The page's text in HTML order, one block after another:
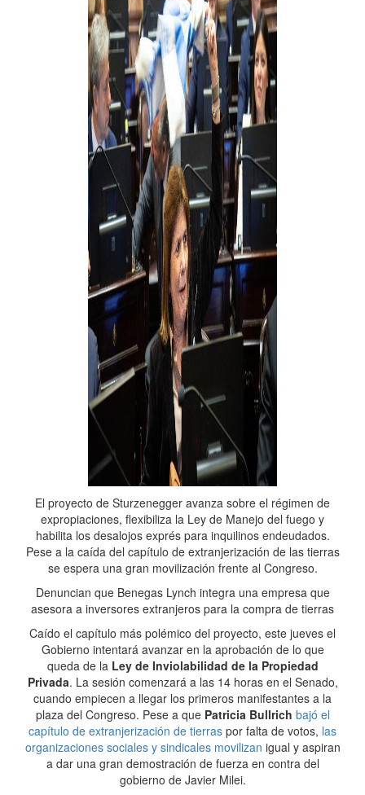
El proyecto de Sturzenegger avanza sobre el régimen de
expropiaciones, flexibiliza la Ley de Manejo del fuego y
habilita los desalojos exprés para inquilinos endeudados.
Pese a la caída del capítulo de extranjerización de las tierras
se espera una gran movilización frente al Congreso.
Denuncian que Benegas Lynch integra una empresa que
asesora a inversores extranjeros para la compra de tierras
Caído el capítulo más polémico del proyecto, este jueves el
Gobierno intentará avanzar en la aprobación de lo que
queda de la Ley de Inviolabilidad de la Propiedad
Privada. La sesión comenzará a las 14 horas en el Senado,
cuando empiecen a llegar los primeros manifestantes a la
plaza del Congreso. Pese a que Patricia Bullrich bajó el
capítulo de extranjerización de tierras por falta de votos, las
organizaciones sociales y sindicales movilizan igual y aspiran
a dar una gran demostración de fuerza en contra del
gobierno de Javier Milei.